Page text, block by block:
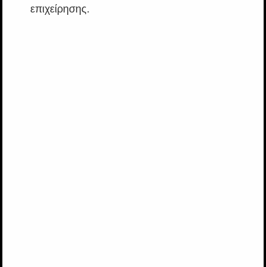
επιχείρησης.